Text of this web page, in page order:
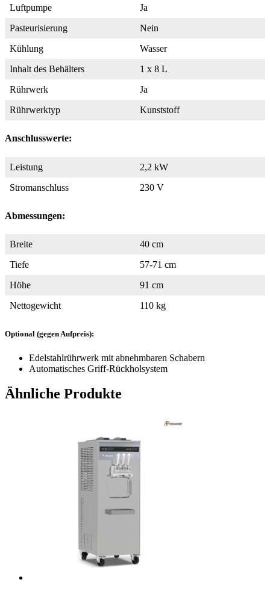
Luftpumpe
Ja
Pasteurisierung
Nein
Kühlung
Wasser
Inhalt des Behälters
1 x 8 L
Rührwerk
Ja
Rührwerktyp
Kunststoff
Anschlusswerte:
Leistung
2,2 kW
Stromanschluss
230 V
Abmessungen:
Breite
40 cm
Tiefe
57-71 cm
Höhe
91 cm
Nettogewicht
110 kg
Optional (gegen Aufpreis):
Edelstahlrührwerk mit abnehmbaren Schabern
Automatisches Griff-Rückholsystem
Ähnliche Produkte